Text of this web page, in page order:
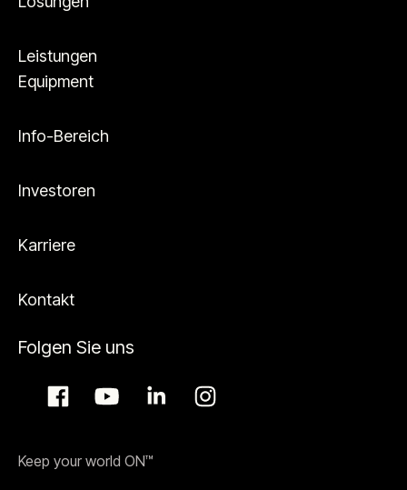
Leistungen
Equipment
Info-Bereich
Investoren
Karriere
Kontakt
Folgen Sie uns
Keep your world ON™